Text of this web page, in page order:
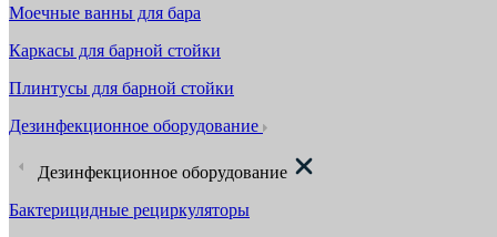
Моечные ванны для бара
Каркасы для барной стойки
Плинтусы для барной стойки
Дезинфекционное оборудование
Дезинфекционное оборудование
Бактерицидные рециркуляторы